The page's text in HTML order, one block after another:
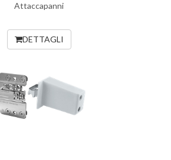
Attaccapanni
DETTAGLI